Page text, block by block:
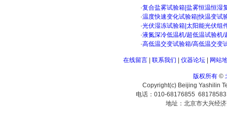
·复合盐雾试验箱|盐雾恒温恒湿
·温度快速变化试验箱|快温变试
·光伏湿冻试验箱|太阳能光伏组
·液氮深冷低温机/超低温试验机/
·高低温交变试验箱/高低温交变
在线留言| 联系我们 仪器论坛| 网站
版权所有©
Copyright(c) Beijing Yashilin
电话：010-68176855
地址：北京市大兴经